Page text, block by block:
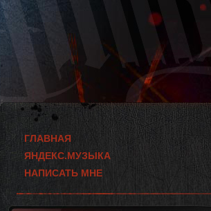
ГЛАВНАЯ
ЯНДЕКС.МУЗЫКА
НАПИСАТЬ МНЕ